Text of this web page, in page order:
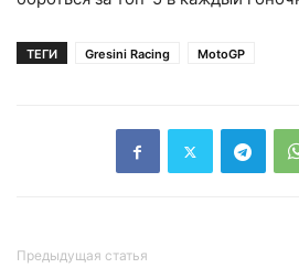
ТЕГИ Gresini Racing MotoGP
Предыдущая статья